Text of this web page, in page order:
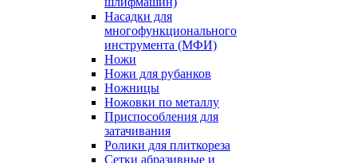
Насадки для
многофункционального
инструмента (МФИ)
Ножи
Ножи для рубанков
Ножницы
Ножовки по металлу
Приспособления для
затачивания
Ролики для плиткореза
Сетки абразивные и